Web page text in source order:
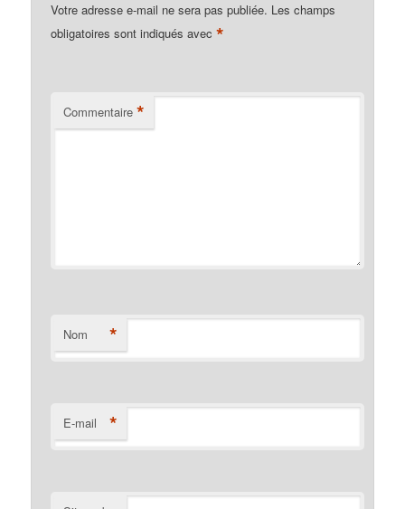
Votre adresse e-mail ne sera pas publiée. Les champs
obligatoires sont indiqués avec*
Commentaire *
Nom *
E-mail *